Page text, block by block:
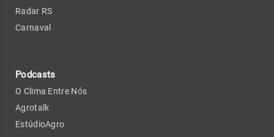
Radar RS
Carnaval
Podcasts
O Clima Entre Nós
Agrotalk
EstúdioAgro